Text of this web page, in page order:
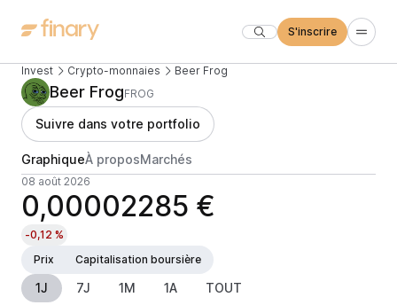
S'inscrire
Invest Crypto-monnaies Beer Frog
Beer FrogFROG
Suivre dans votre portfolio
GraphiqueÀ proposMarchés
08 août 2026
0,00002285 €
-0,12 %
Prix
Capitalisation boursière
1J 7J 1M 1A TOUT